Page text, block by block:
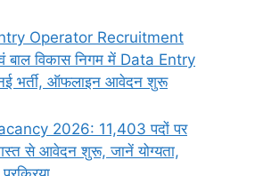
Operator Recruitment
बाल विकास निगम में Data Entry
भर्ती, ऑफलाइन आवेदन शुरू
2026: 11,403 पदों पर
से आवेदन शुरू, जानें योग्यता,